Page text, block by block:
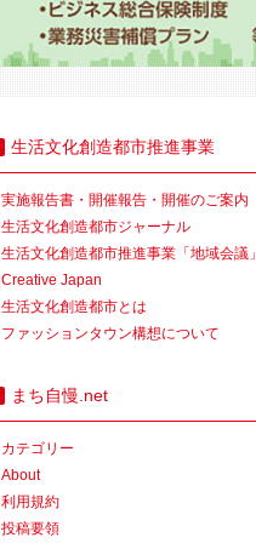
生活文化創造都市推進事業
実施報告書・開催報告・開催のご案内
生活文化創造都市ジャーナル
生活文化創造都市推進事業「地域会議」
Creative Japan
生活文化創造都市とは
ファッションタウン構想について
まち自慢.net
カテゴリー
About
利用規約
投稿要領